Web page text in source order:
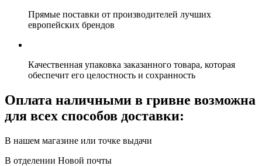
Прямые поставки от производителей лучших
европейских брендов
Качественная упаковка заказанного товара, которая
обеспечит его целостность и сохранность
Оплата наличными в гривне возможна
для всех способов доставки:
В нашем магазине или точке выдачи
В отделении Новой почты